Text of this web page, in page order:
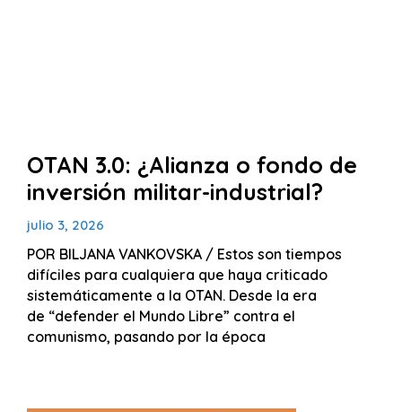
OTAN 3.0: ¿Alianza o fondo de
inversión militar-industrial?
julio 3, 2026
POR BILJANA VANKOVSKA / Estos son tiempos
difíciles para cualquiera que haya criticado
sistemáticamente a la OTAN. Desde la era
de “defender el Mundo Libre” contra el
comunismo, pasando por la época